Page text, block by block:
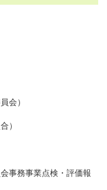
会）
）
事務事業点検・評価報